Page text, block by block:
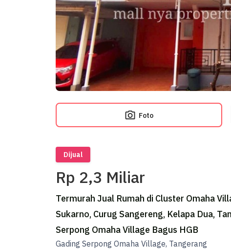
Foto
Dijual
Rp 2,3 Miliar
Termurah Jual Rumah di Cluster Omaha
Sukarno, Curug Sangereng, Kelapa Dua,
Serpong Omaha Village Bagus HGB
Gading Serpong Omaha Village, Tangerang